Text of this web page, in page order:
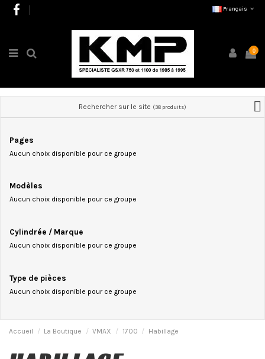
Français
0
Rechercher sur le site (38 produits)
Pages
Aucun choix disponible pour ce groupe
Modèles
Aucun choix disponible pour ce groupe
Cylindrée / Marque
Aucun choix disponible pour ce groupe
Type de pièces
Aucun choix disponible pour ce groupe
Accueil La Boutique VMAX 1700 Habillage